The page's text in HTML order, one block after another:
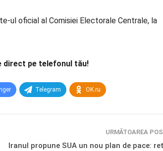
ul oficial al Comisiei Electorale Centrale, la
pe telefonul tău!
Telegram OK.ru
URMĂTOAREA
Iranul propune SUA un nou plan de pace: